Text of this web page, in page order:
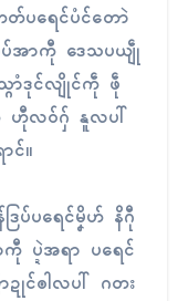
ပရေၚ်ပံၚ်တောဲ
အာကီု ဒေသပယျဵု
ဒုၚ်လျိုၚ်ကဵု ဖဵု
ဟီုလဝ်ဂှ် နူလပါ်
ၚ်။
ပ်ပရေၚ်မၞိဟ် နိဂီု
ပ္ဍဲအရာ ပရေၚ်
ၚ်ၜါလပါ် ဂတး